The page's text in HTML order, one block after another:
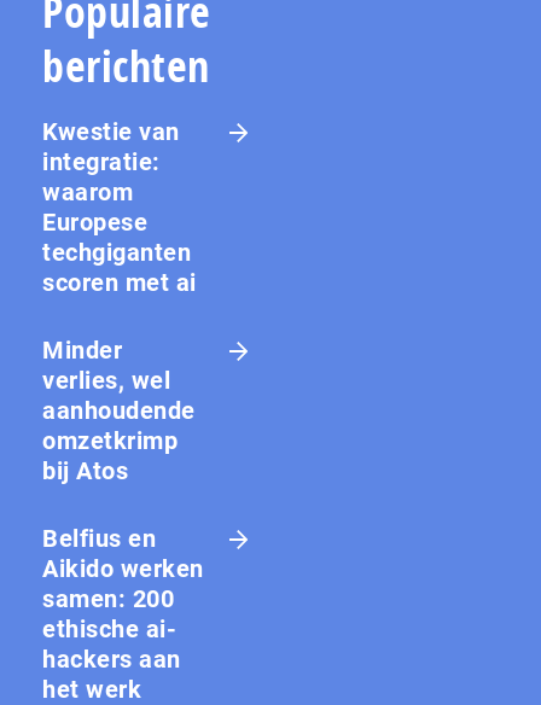
berichten
Kwestie van
integratie:
waarom
Europese
techgiganten
scoren met ai
Minder
verlies, wel
aanhoudende
omzetkrimp
bij Atos
Belfius en
Aikido werken
samen: 200
ethische ai-
hackers aan
het werk